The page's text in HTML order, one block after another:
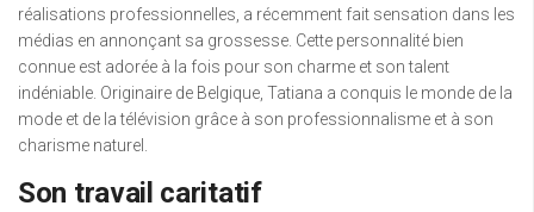
réalisations professionnelles, a récemment fait sensation dans les
médias en annonçant sa grossesse. Cette personnalité bien
connue est adorée à la fois pour son charme et son talent
indéniable. Originaire de Belgique, Tatiana a conquis le monde de la
mode et de la télévision grâce à son professionnalisme et à son
charisme naturel.
Son travail caritatif